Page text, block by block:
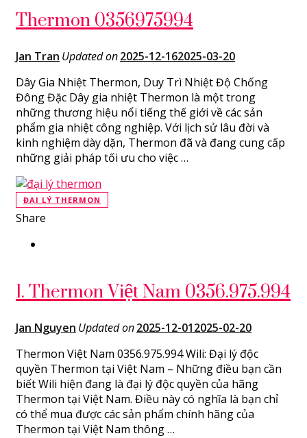
Thermon 0356975994
Jan Tran Updated on2025-12-162025-03-20
Dây Gia Nhiệt Thermon, Duy Trì Nhiệt Độ Chống
Đông Đặc Dây gia nhiệt Thermon là một trong
những thương hiệu nổi tiếng thế giới về các sản
phẩm gia nhiệt công nghiệp. Với lịch sử lâu đời và
kinh nghiệm dày dặn, Thermon đã và đang cung cấp
những giải pháp tối ưu cho việc …
ĐẠI LÝ THERMON
Share
1. Thermon Việt Nam 0356.975.994
Jan Nguyen Updated on2025-12-012025-02-20
Thermon Việt Nam 0356.975.994 Wili: Đại lý độc
quyền Thermon tại Việt Nam – Những điều bạn cần
biết Wili hiện đang là đại lý độc quyền của hãng
Thermon tại Việt Nam. Điều này có nghĩa là bạn chỉ
có thể mua được các sản phẩm chính hãng của
Thermon tại Việt Nam thông …